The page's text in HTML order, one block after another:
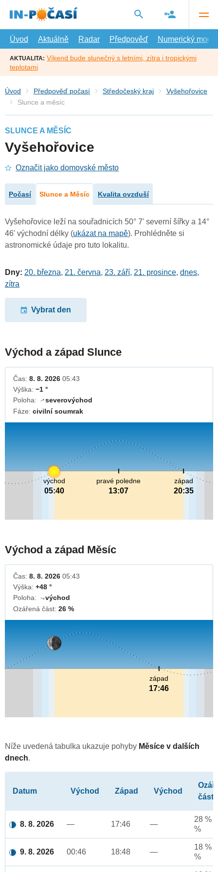
hlavní
Úvod
Aktuálně Radar Předpověď Numerický model
AKTUALITA: Víkend bude slunečný s letními, zítra i tropickými
teplotami
Úvod Předpověď počasí Středočeský kraj
Vyšehořovice
Slunce a měsíc
SLUNCE A MĚSÍC
Vyšehořovice
Označit jako domovské město
Počasí Slunce a Měsíc Kvalita ovzduší
Vyšehořovice leží na souřadnicích 50° 7' severní šířky a 14°
46' východní délky (ukázat na mapě). Prohlédněte si
astronomické údaje pro tuto lokalitu.
Dny: 20. března, 21. června, 23. září, 21. prosince, dnes,
zítra
Vybrat den
Východ a západ Slunce
Čas: 8. 8. 2026 05:43
Výška: −1 °
Poloha:
↓severovýchod
Fáze: civilní soumrak
pravé poledne
13:07
východ
05:40
západ
20:35
Východ a západ Měsíc
Čas: 8. 8. 2026 05:43
Výška: +48 °
Poloha:
↓východ
Ozářená část: 26 %
západ
17:46
Níže uvedená tabulka ukazuje pohyby Měsíce v dalších
dnech.
Datum Východ Západ Východ
část
8. 8. 2026 — 17:46 —
28 %
%
9. 8. 2026 00:46 18:48 —
18 %
%